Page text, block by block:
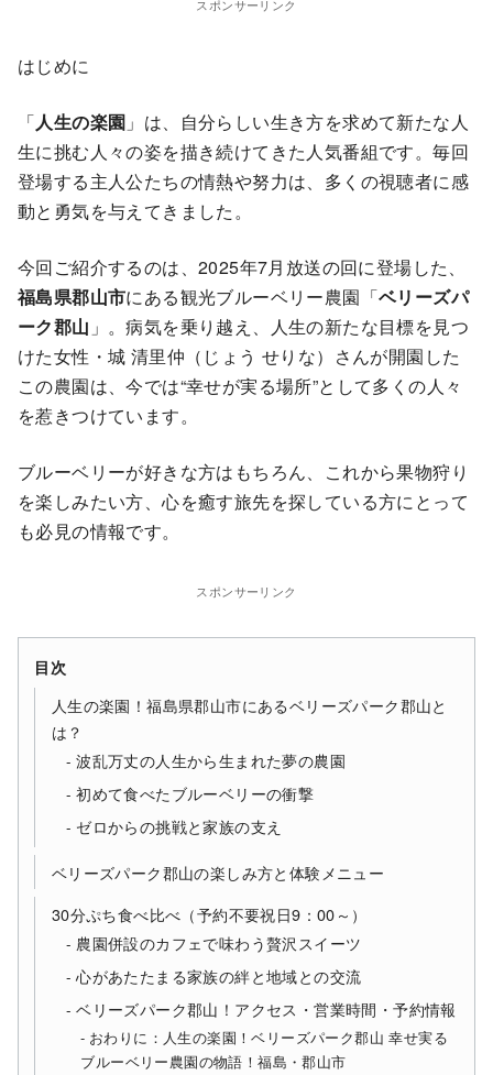
スポンサーリンク
はじめに
「人生の楽園 」は、自分らしい生き方を求めて新たな人
生に挑む人々の姿を描き続けてきた人気番組です。毎回
登場する主人公たちの情熱や努力は、多くの視聴者に感
動と勇気を与えてきました。
今回ご紹介するのは、2025年7月放送の回に登場した、
福島県郡山市にある観光ブルーベリー農園「ベリーズパ
ーク郡山 」。病気を乗り越え、人生の新たな目標を見つ
けた女性・城 清里仲（じょう せりな）さんが開園した
この農園は、今では“幸せが実る場所”として多くの人々
を惹きつけています。
ブルーベリーが好きな方はもちろん、これから果物狩り
を楽しみたい方、心を癒す旅先を探している方にとって
も必見の情報です。
スポンサーリンク
目次
人生の楽園！福島県郡山市にあるベリーズパーク郡山と
は？
波乱万丈の人生から生まれた夢の農園
初めて食べたブルーベリーの衝撃
ゼロからの挑戦と家族の支え
ベリーズパーク郡山の楽しみ方と体験メニュー
30分ぷち食べ比べ（予約不要祝日9：00～）
農園併設のカフェで味わう贅沢スイーツ
心があたたまる家族の絆と地域との交流
ベリーズパーク郡山！アクセス・営業時間・予約情報
おわりに：人生の楽園！ベリーズパーク郡山 幸せ実る
ブルーベリー農園の物語！福島・郡山市